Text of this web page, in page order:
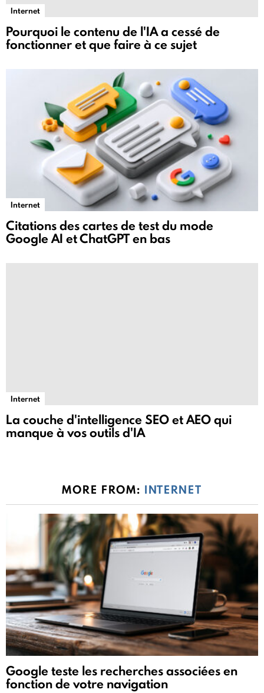
Internet
Pourquoi le contenu de l'IA a cessé de
fonctionner et que faire à ce sujet
Internet
Citations des cartes de test du mode
Google AI et ChatGPT en bas
Internet
La couche d'intelligence SEO et AEO qui
manque à vos outils d'IA
MORE FROM: INTERNET
Google teste les recherches associées en
fonction de votre navigation